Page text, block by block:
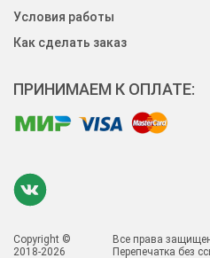
Условия работы
Как сделать заказ
ПРИНИМАЕМ К ОПЛАТЕ:
Copyright ©
2018-2026
Все права
Перепечатка без